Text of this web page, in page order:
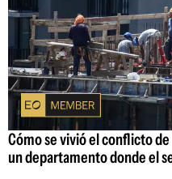
Cómo se vivió el conflicto
un departamento donde el